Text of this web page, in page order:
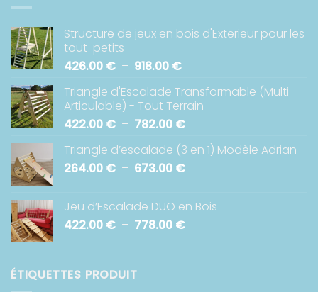
Structure de jeux en bois d'Exterieur pour les
tout-petits
426.00 € – 918.00 €Plage
prix :
426.00 €
à
918.00 €
Triangle d'Escalade Transformable (Multi-
Articulable) - Tout Terrain
422.00 € – 782.00 €Plage
prix :
422.00 €
782.00 €
Triangle d’escalade (3 en 1) Modèle Adrian
264.00 € – 673.00 €Plage
264.00 €
à
Jeu d’Escalade DUO en Bois
422.00 € – 778.00 €Plage
ÉTIQUETTES PRODUIT